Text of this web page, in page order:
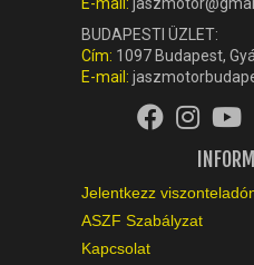
BUDAPESTI ÜZLET:
Cím: 1097 Budapest,
E-mail:
Jelentkezz
ASZF Szabályzat
Kapcsolat